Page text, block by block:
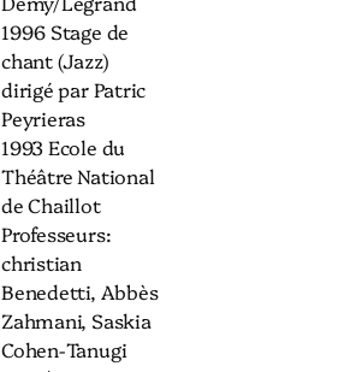
1996 Stage de
chant (Jazz)
dirigé par Patric
Peyrieras
1993 Ecole du
Théâtre National
de Chaillot
Professeurs:
christian
Benedetti, Abbès
Zahmani, Saskia
Cohen-Tanugi